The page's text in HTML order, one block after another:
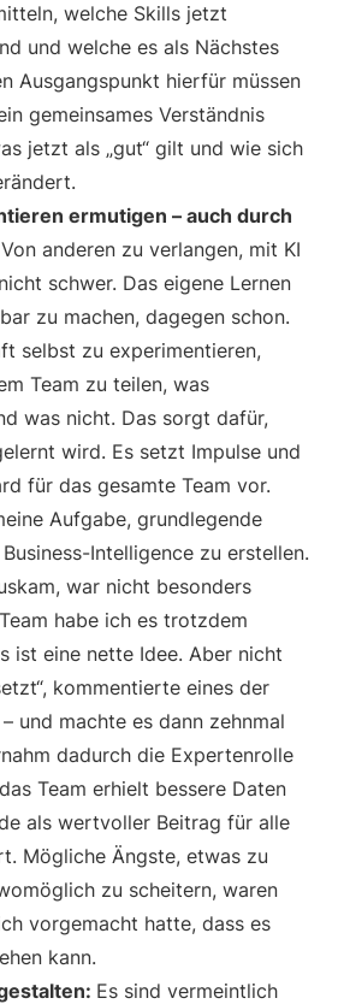
welche Skills jetzt
und welche es als Nächstes
Ausgangspunkt hierfür müssen
gemeinsames Verständnis
jetzt als „gut“ gilt und wie sich
ermutigen – auch durch
Von anderen zu verlangen, mit KI
schwer. Das eigene Lernen
zu machen, dagegen schon.
selbst zu experimentieren,
Team zu teilen, was
was nicht. Das sorgt dafür,
wird. Es setzt Impulse und
für das gesamte Team vor.
Aufgabe, grundlegende
Intelligence zu erstellen.
war nicht besonders
habe ich es trotzdem
ist eine nette Idee. Aber nicht
kommentierte eines der
und machte es dann zehnmal
dadurch die Expertenrolle
Team erhielt bessere Daten
als wertvoller Beitrag für alle
Mögliche Ängste, etwas zu
zu scheitern, waren
vorgemacht hatte, dass es
kann.
Es sind vermeintlich